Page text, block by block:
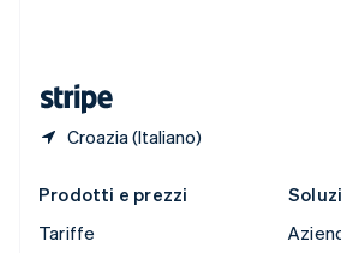
Croazia (Italiano)
Prodotti e prezzi
Tariffe